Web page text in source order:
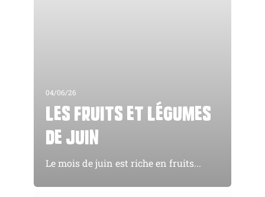
04/06/26
Les fruits et légumes
de juin
Le mois de juin est riche en fruits...